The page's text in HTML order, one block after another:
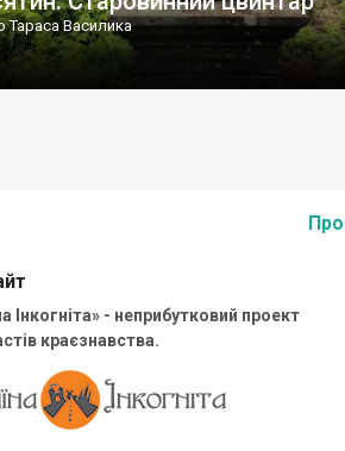
Тараса Василика
Інкогніта» - неприбутковий проект
краєзнавства.